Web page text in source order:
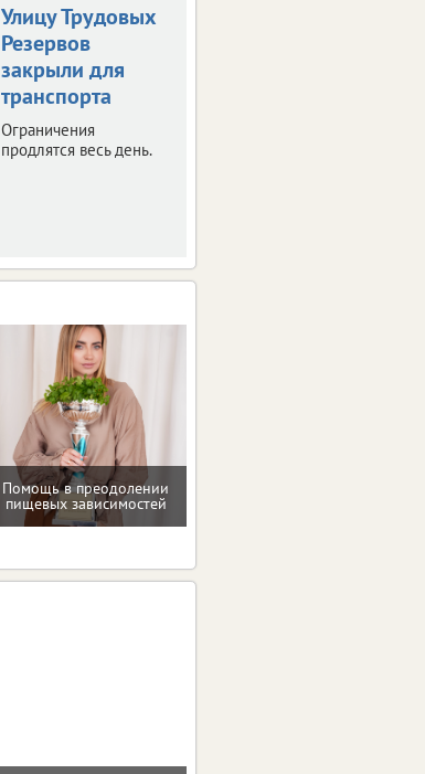
Улицу Трудовых
Резервов
закрыли для
транспорта
Ограничения
продлятся весь день.
Помощь в преодолении
пищевых зависимостей